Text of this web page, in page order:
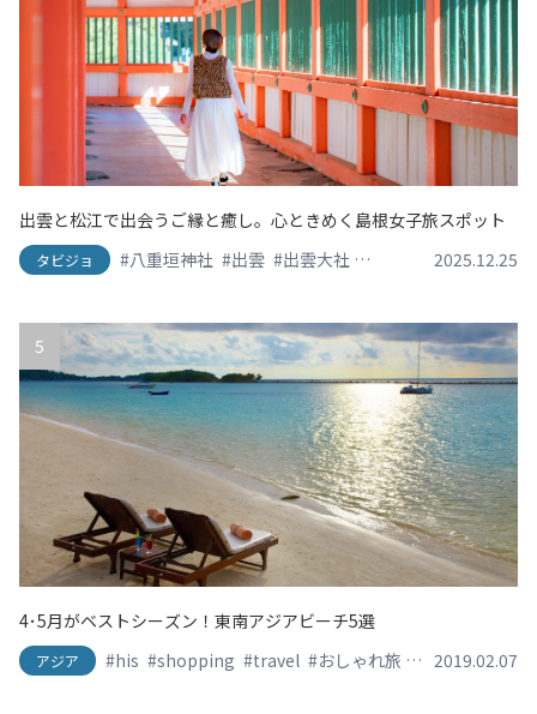
出雲と松江で出会うご縁と癒し。心ときめく島根女子旅スポット
タビジョ #八重垣神社 #出雲 #出雲大社 #島根グルメ #日御碕
2025.12.25
5
4･5月がベストシーズン！東南アジアビーチ5選
アジア #his #shopping #travel #おしゃれ旅 #かわいい旅 #
2019.02.07